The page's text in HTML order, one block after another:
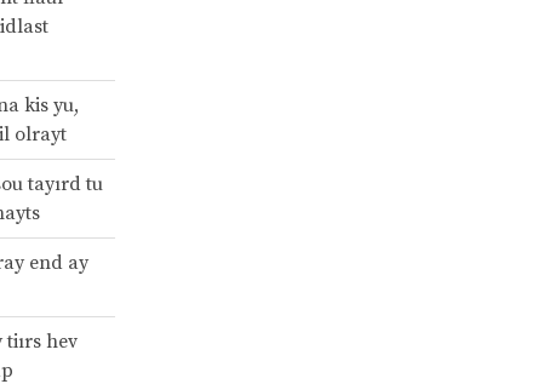
kis yu,
olrayt
tayırd tu
end ay
hev